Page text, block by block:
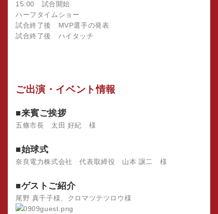
15:00 試合開始
ハーフタイムショー
試合終了後 MVP選手の発表
試合終了後 ハイタッチ
ご出演・イベント情報
■来賓ご挨拶
五條市長 太田 好紀 様
■始球式
奈良電力株式会社 代表取締役 山本 譲二 様
■ゲストご紹介
尾野 真千子様、クロマツテツロウ様